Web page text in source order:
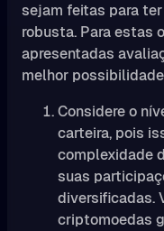
sejam feitas para
robusta. Para estas
apresentadas
melhor
Considere o
carteira, pois
complexidade
suas
diversificadas.
criptomoedas